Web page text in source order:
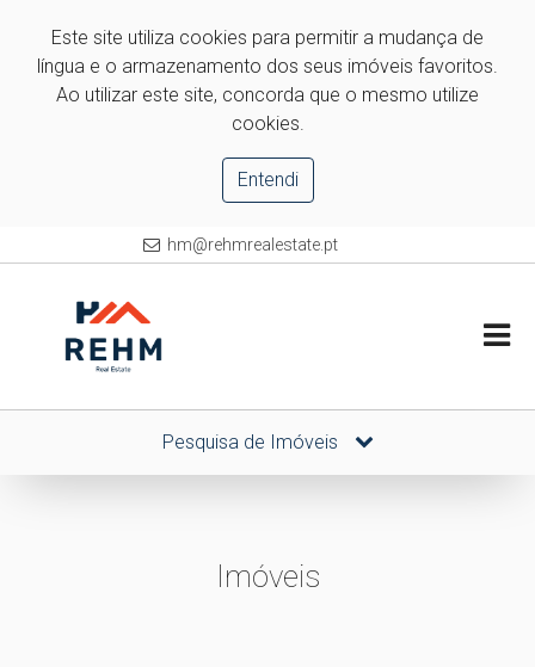
Este site utiliza cookies para permitir a mudança de
língua e o armazenamento dos seus imóveis favoritos.
Ao utilizar este site, concorda que o mesmo utilize
cookies.
Entendi
hm@rehmrealestate.pt
Pesquisa de Imóveis
Imóveis